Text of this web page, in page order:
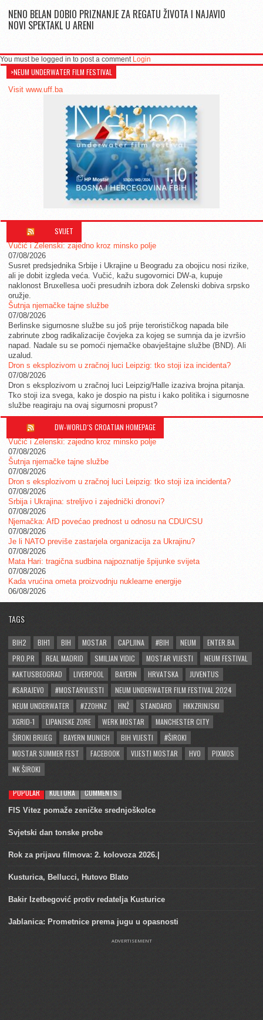
NENO BELAN DOBIO PRIZNANJE ZA REGATU ŽIVOTA I NAJAVIO
NOVI SPEKTAKL U ARENI
You must be logged in to post a comment Login
>NEUM UNDERWATER FILM FESTIVAL
Visit www.uff.ba
SVIJET
Vučić i Zelenski: zajedno kroz minsko polje
07/08/2026
Susret predsjednika Srbije i Ukrajine u Beogradu za obojicu nosi rizike,
ali je dobit izgleda veća. Vučić, kažu sugovornici DW-a, kupuje
naklonost Bruxellesa uoči presudnih izbora dok Zelenski dobiva srpsko
oružje.
Šutnja njemačke tajne službe
07/08/2026
Berlinske sigurnosne službe su još prije terorističkog napada bile
zabrinute zbog radikalizacije čovjeka za kojeg se sumnja da je izvršio
napad. Nadale su se pomoći njemačke obavještajne službe (BND). Ali
uzalud.
Dron s eksplozivom u zračnoj luci Leipzig: tko stoji iza incidenta?
07/08/2026
Dron s eksplozivom u zračnoj luci Leipzig/Halle izaziva brojna pitanja.
Tko stoji iza svega, kako je dospio na pistu i kako politika i sigurnosne
službe reagiraju na ovaj sigurnosni propust?
DW-WORLD´S CROATIAN HOMEPAGE
Vučić i Zelenski: zajedno kroz minsko polje
07/08/2026
Šutnja njemačke tajne službe
07/08/2026
Dron s eksplozivom u zračnoj luci Leipzig: tko stoji iza incidenta?
07/08/2026
Srbija i Ukrajina: streljivo i zajednički dronovi?
07/08/2026
Njemačka: AfD povećao prednost u odnosu na CDU/CSU
07/08/2026
Je li NATO previše zastarjela organizacija za Ukrajinu?
07/08/2026
Mata Hari: tragična sudbina najpoznatije špijunke svijeta
07/08/2026
Kada vrućina ometa proizvodnju nuklearne energije
06/08/2026
TAGS
BIH2 BIH1 BIH MOSTAR CAPLJINA #BIH NEUM
ENTER.BA
PRO.PR
REAL MADRID SMILJAN VIDIC MOSTAR VIJESTI
NEUM FESTIVAL
KAKTUSBEOGRAD
LIVERPOOL BAYERN HRVATSKA
JUVENTUS
#SARAJEVO
#MOSTARVIJESTI
NEUM UNDERWATER FILM FESTIVAL 2024
NEUM UNDERWATER
#ZZOHNZ HNŽ STANDARD
HKKZRINJSKI
XGRID-1
LIPANJSKE ZORE WERK MOSTAR
MANCHESTER CITY
ŠIROKI BRIJEG
BAYERN MUNICH BIH VIJESTI
#ŠIROKI
MOSTAR SUMMER FEST
FACEBOOK VIJESTI MOSTAR HVO
PIXMOS
NK ŠIROKI
POPULAR KULTURA COMMENTS
FIS Vitez pomaže zeničke srednjoškolce
Svjetski dan tonske probe
Rok za prijavu filmova: 2. kolovoza 2026.|
Kusturica, Bellucci, Hutovo Blato
Bakir Izetbegović protiv redatelja Kusturice
Jablanica: Prometnice prema jugu u opasnosti
ADVERTISEMENT